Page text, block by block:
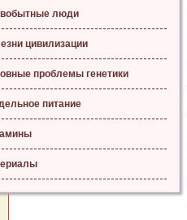
люди
цивилизации
проблемы генетики
питание